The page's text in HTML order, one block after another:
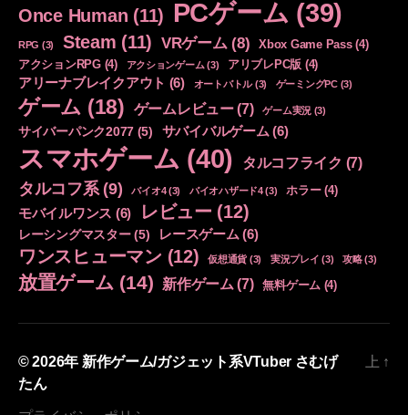
Once Human (11) PCゲーム (39)
RPG (3) Steam (11) VRゲーム (8) Xbox Game Pass(4)
アクションRPG(4) アクションゲーム (3) アリブレPC版 (4)
アリーナブレイクアウト (6) オートバトル(3) ゲーミングPC(3)
ゲーム (18) ゲームレビュー(7) ゲーム実況 (3)
サイバーパンク2077 (5) サバイバルゲーム (6)
スマホゲーム (40) タルコフライク (7)
タルコフ系(9) バイオ4(3) バイオハザード4(3) ホラー(4)
モバイルワンス (6) レビュー (12)
レーシングマスター(5) レースゲーム (6)
ワンスヒューマン (12) 仮想通貨 (3) 実況プレイ (3) 攻略(3)
放置ゲーム (14) 新作ゲーム (7) 無料ゲーム (4)
© 2026年 新作ゲーム/ガジェット系VTuber さむげ
たん
上 ↑